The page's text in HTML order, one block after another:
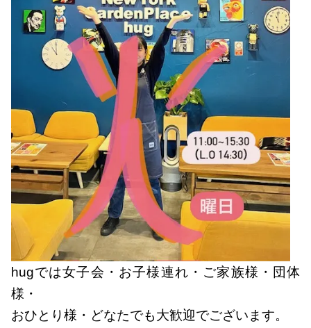
hugでは女子会・お子様連れ・ご家族様・団体
様・
おひとり様・どなたでも大歓迎でございます。